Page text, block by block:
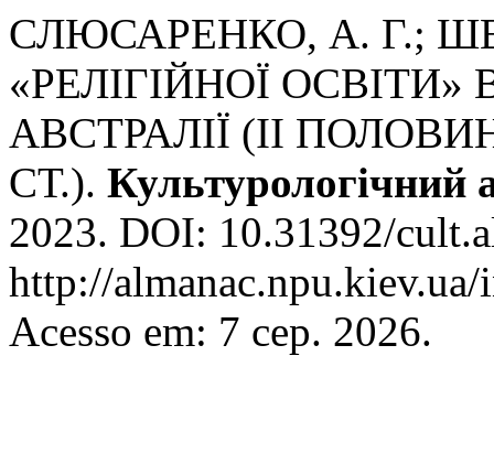
СЛЮСАРЕНКО, А. Г.;
«РЕЛІГІЙНОЇ
АВСТРАЛІЇ (ІІ
СТ.). Культурологічний
2023. DOI: 10.31392/
http://
Acesso em: 7 сер. 2026.